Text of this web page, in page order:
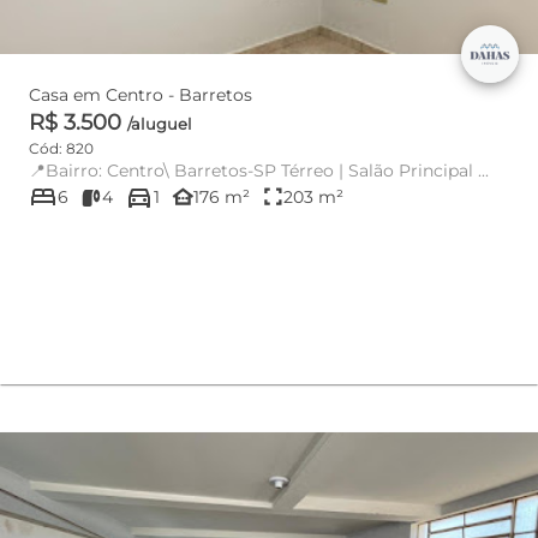
Casa em Centro - Barretos
R$ 3.500 /aluguel
Cód: 820
📍Bairro: Centro\ Barretos-SP Térreo | Salão Principal ...
bed6 4 directions_car1 other_houses176 m² fullscreen203 m²